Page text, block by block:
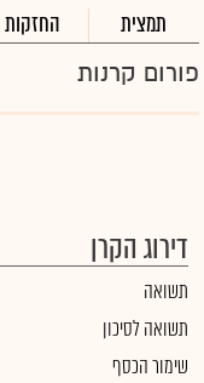
תמצית החזקות
פורום קרנות
דירוג הקרן
תשואה
תשואה לסיכון
שימור הכסף